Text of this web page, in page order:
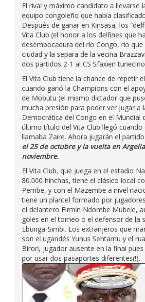
El rival y máximo candidato a llevarse
equipo congoleño que había
Después de ganar en Kinsasa, los
Vita Club (el honor a los delfines que
desembocadura del río Congo, río que
ciudad y la separa de la vecina
dos partidos 2-1 al CS Sfaxien
El Vita Club tiene la chance de repetir
cuando ganó la Champions con el
de Mobutu (el mismo dictador que
mucha presión para poder ver jugar a
Democrática del Congo en el Mundial
último título del Vita Club llegó cuando
llamaba Zaire. Ahora jugarán el
el 25 de octubre y la vuelta en
noviembre.
El Vita Club, que juega en el estadio
80.000 hinchas, tiene el clásico local
Pembe, y con el Mazembe a nivel
tiene un plantel formado por
el delantero Firmin Ndombe Mubele,
goles en el torneo o el defensor de la
Ebunga-Simbi. Los extranjeros que
son el ugandés Yunus Sentamu y el
Birori, jugador ausente en la final
por usar dos pasaportes diferentes(!).